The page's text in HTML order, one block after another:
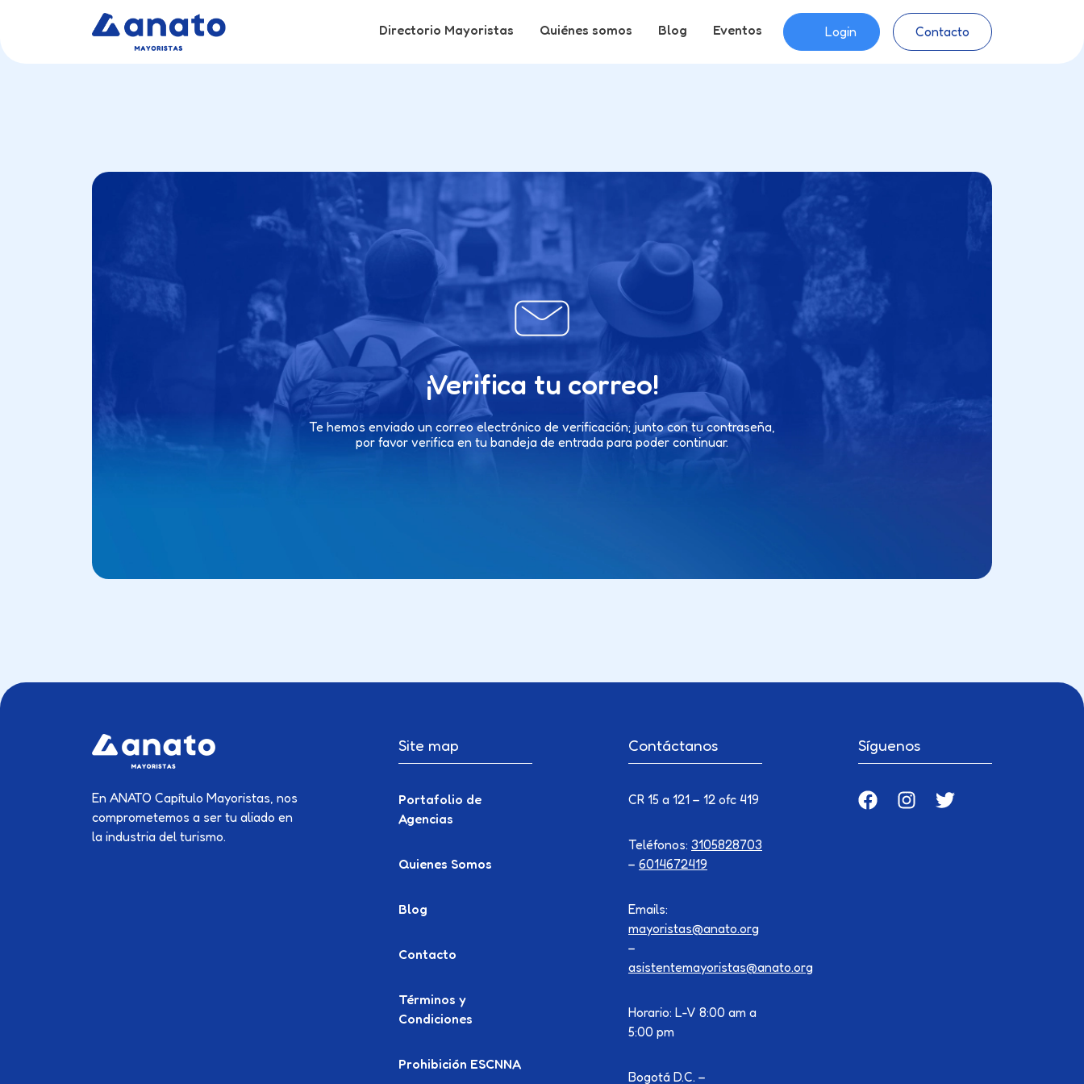
Directorio Mayoristas Quiénes somos Blog Eventos Login Contacto
¡Verifica tu correo!
Te hemos enviado un correo electrónico de verificación; junto con tu contraseña,
por favor verifica en tu bandeja de entrada para poder continuar.
En ANATO Capítulo Mayoristas, nos
comprometemos a ser tu aliado en
la industria del turismo.
Site map
Portafolio de
Agencias
Quienes Somos
Blog
Contacto
Términos y
Condiciones
Prohibición ESCNNA
Contáctanos
CR 15 a 121 – 12 ofc 419
Teléfonos: 3105828703
– 6014672419
Emails:
mayoristas@anato.org
–
asistentemayoristas@anato.org
Horario: L-V 8:00 am a
5:00 pm
Bogotá D.C. –
Síguenos